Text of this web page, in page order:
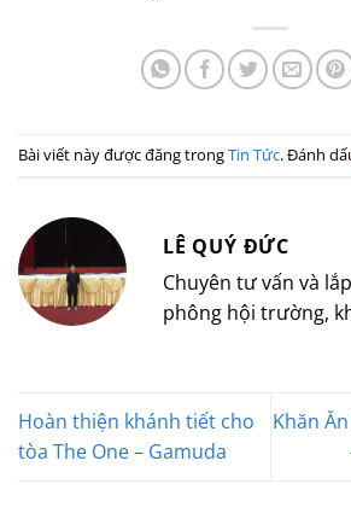
Bài viết này được đăng trongTin Tức. Đánh
LÊ QUÝ ĐỨC
Chuyên tư vấn và
phông hội trường,
Hoàn thiện khánh tiết cho
tòa The One – Gamuda
Khăn